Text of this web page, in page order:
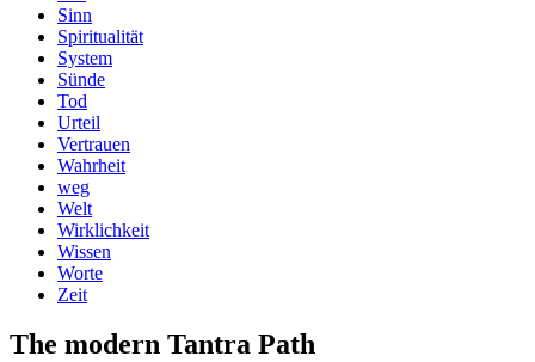
Sinn
Spiritualität
System
Sünde
Tod
Urteil
Vertrauen
Wahrheit
weg
Welt
Wirklichkeit
Wissen
Worte
Zeit
The modern Tantra Path